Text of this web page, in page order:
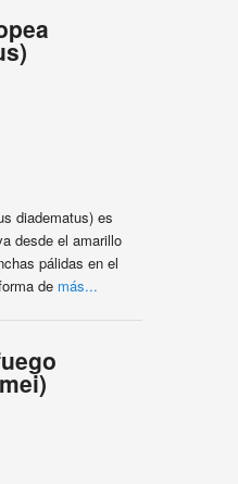
diadematus) es
desde el amarillo
pálidas en el
de más...